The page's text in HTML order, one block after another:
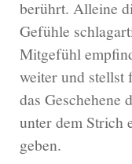
berührt. Alleine
Gefühle
Mitgefühl
weiter und stellst
das Geschehene
unter dem Strich
geben.